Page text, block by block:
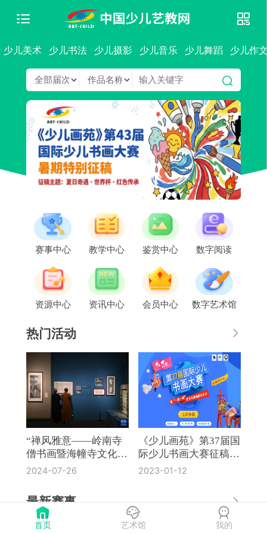
少儿美术 少儿书法 少儿摄影 少儿音乐 少儿舞蹈 少儿作
赛事中心 教学中心 鉴赏中心 数字阅读
资源中心 资讯中心 会员中心 数字艺术馆
热门活动
“禅风雅意——岭南寺
僧书画暨海幢寺文化
展”在国博开幕
2024-07-26
《少儿画苑》第37届国
际少儿书画大赛征稿通
知
2023-01-12
最新赛事
《奔流·小作家》第8届全国中
首页 艺术馆 我的